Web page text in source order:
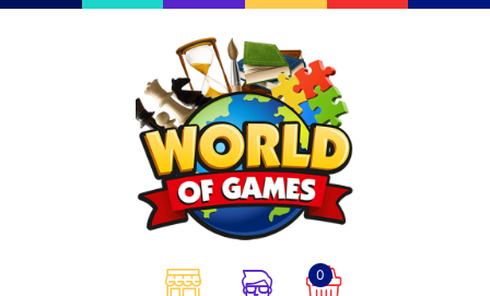
0
Επιτραπέζια
Παζλ
Παιχνίδια Καρτών
Σπαζοκεφαλιές
Κατασκευές